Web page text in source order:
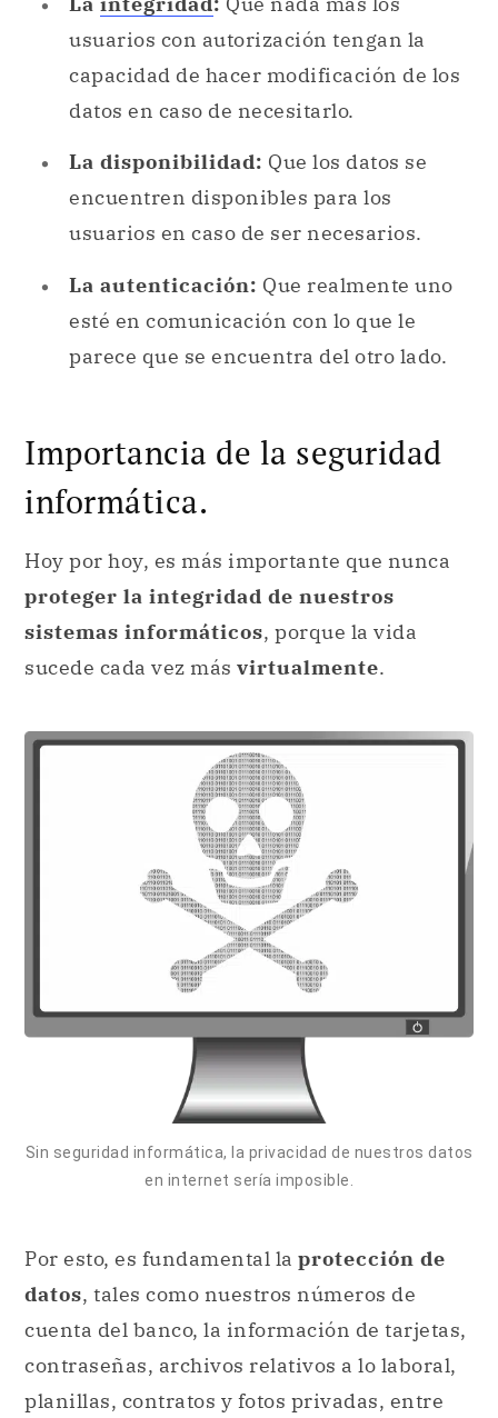
usuarios con autorización tengan la
capacidad de hacer modificación de los
datos en caso de necesitarlo.
La disponibilidad: Que los datos se
encuentren disponibles para los
usuarios en caso de ser necesarios.
La autenticación: Que realmente uno
esté en comunicación con lo que le
parece que se encuentra del otro lado.
Importancia de la seguridad
informática.
Hoy por hoy, es más importante que nunca
proteger la integridad de nuestros
sistemas informáticos, porque la vida
sucede cada vez más virtualmente.
Sin seguridad informática, la privacidad de nuestros datos
en internet sería imposible.
Por esto, es fundamental la protección de
datos, tales como nuestros números de
cuenta del banco, la información de tarjetas,
contraseñas, archivos relativos a lo laboral,
planillas, contratos y fotos privadas, entre